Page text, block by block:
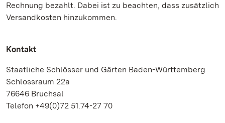
Rechnung bezahlt. Dabei ist zu beachten, dass zusätzlich
Versandkosten hinzukommen.
Kontakt
Staatliche Schlösser und Gärten Baden-Württemberg
Schlossraum 22a
76646 Bruchsal
Telefon +49(0)72 51.74-27 70